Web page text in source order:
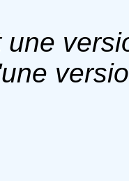
une